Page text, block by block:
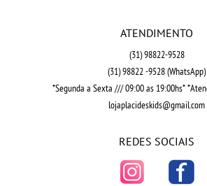
ATENDIMENTO
(31)98822-9528
(31)98822 -9528(WhatsApp)
*Segunda a Sexta /// 09:00 as 19:00hs*
lojaplacideskids@gmail.com
REDES SOCIAIS